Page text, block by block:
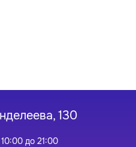
130
до 21:00